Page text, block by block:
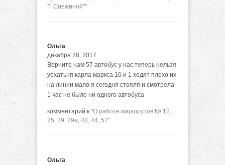
Т. Снежиной""
Ольга
декабря 28, 2017
Верните нам 57 автобус у нас теперь нельзя
уехатьнп карла маркса 16 и 1 ходят плохо их
на линии мало я сегодня стоялп и смотрела
1 час не было ни одного автобуса
комментарий к "О работе маршрутов № 12,
25, 29, 29а, 40, 44, 57"
Ольга